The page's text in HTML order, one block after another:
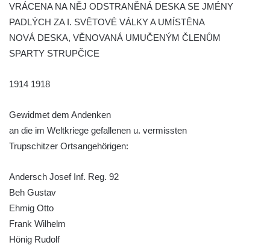
Předoníně
Pamětní deska obětem 1. světové války v
Kenotaf Pepiho Meisela na hřbitově v
Kenotaf Leopolda Malata na hřbitově v
Dolním Podluží
Kenotaf Antona Klause na hřbitově v
Kenotaf Heinricha Klause na hřbitově v
Kenotaf Josefa Stolle na hřbitově v Dolním
Podluží
VRÁCENA NA NĚJ ODSTRANĚNÁ DESKA SE JMÉNY
PADLÝCH ZA I. SVĚTOVÉ VÁLKY A UMÍSTĚNA
NOVÁ DESKA, VĚNOVANÁ UMUČENÝM ČLENŮM
SPARTY STRUPČICE
1914 1918
Gewidmet dem Andenken
an die im Weltkriege gefallenen u. vermissten
Trupschitzer Ortsangehörigen:
Andersch Josef Inf. Reg. 92
Beh Gustav
Ehmig Otto
Frank Wilhelm
Hönig Rudolf